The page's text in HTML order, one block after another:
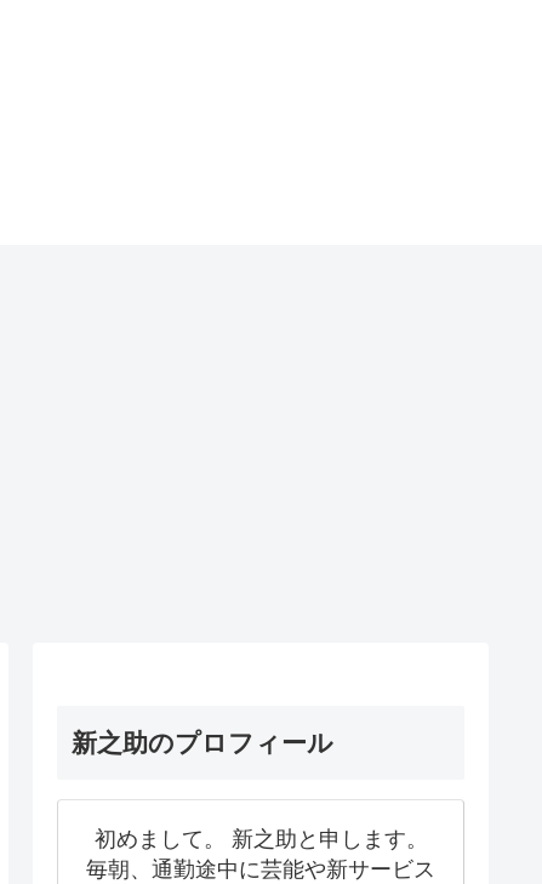
新之助のプロフィール
初めまして。 新之助と申します。
毎朝、通勤途中に芸能や新サービス